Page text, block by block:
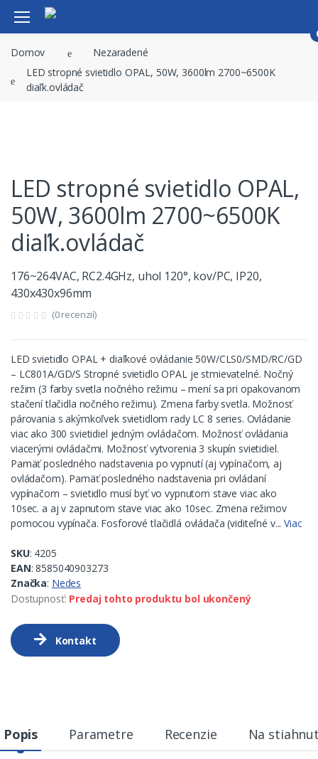
Svietidlá
LED
Novinky
Akcie
Výpredaj
Kontakt
Domov
Nezaradené
LED stropné svietidlo OPAL, 50W, 3600lm 2700~6500K
diaľk.ovládač
LED stropné svietidlo OPAL,
50W, 3600lm 2700~6500K
diaľk.ovládač
176~264VAC, RC2.4GHz, uhol 120°, kov/PC, IP20,
430x430x96mm
(0 recenzií)
LED svietidlo OPAL + diaľkové ovládanie 50W/CLS0/SMD/RC/GD
– LC801A/GD/S Stropné svietidlo OPAL je stmievatelné. Nočný
režim (3 farby svetla nočného režimu – mení sa pri opakovanom
stačení tlačidla nočného režimu). Zmena farby svetla. Možnosť
párovania s akýmkoľvek svietidlom rady LC 8 series. Ovládanie
viac ako 300 svietidiel jedným ovládačom. Možnosť ovládania
viacerými ovládačmi. Možnosť vytvorenia 3 skupín svietidiel.
Pamäť posledného nadstavenia po vypnutí (aj vypínačom, aj
ovládačom). Pamäť posledného nadstavenia pri ovládaní
vypínačom – svietidlo musí byť vo vypnutom stave viac ako
10sec. a aj v zapnutom stave viac ako 10sec. Zmena režimov
pomocou vypínača. Fosforové tlačidlá ovládača (viditeľné v...Viac
SKU: 4205
EAN: 8585040903273
Značka: Nedes
Dostupnosť: Predaj tohto produktu bol ukončený
Kontakt
Popis Parametre Recenzie Na
Vitajte späť!
Zabudli ste heslo?
Nemáte účet? Registrovať